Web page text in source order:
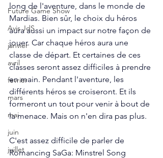
Future Game Show
Avis JdS
janvier
avril
fevrier
mars
mai
juin
juillet
long de l'aventure, dans le monde de
Mardias. Bien sûr, le choix du héros
aura aussi un impact sur notre façon de
jouer. Car chaque héros aura une
classe de départ. Et certaines de ces
classes seront assez difficiles à prendre
en main. Pendant l'aventure, les
différents héros se croiseront. Et ils
formeront un tout pour venir à bout de
la menace. Mais on n'en dira pas plus.
C'est assez difficile de parler de
Romancing SaGa: Minstrel Song